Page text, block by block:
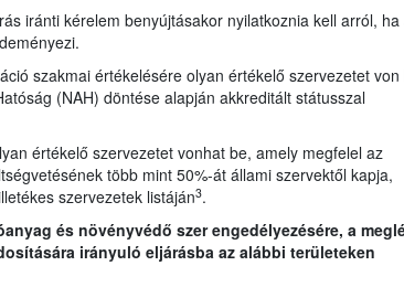
iránti kérelem benyújtásakor nyilatkoznia kell arról, ha
szakmai értékelésére olyan értékelő szervezetet von
(NAH) döntése alapján akkreditált státusszal
értékelő szervezetet vonhat be, amely megfelel az
több mint 50%-át állami szervektől kapja,
szervezetek listáján3.
és növényvédő szer engedélyezésére, a
irányuló eljárásba az alábbi területeken